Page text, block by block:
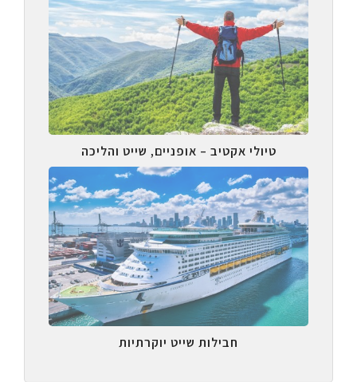
טיולי אקטיב – אופניים, שייט והליכה
חבילות שייט יוקרתיות